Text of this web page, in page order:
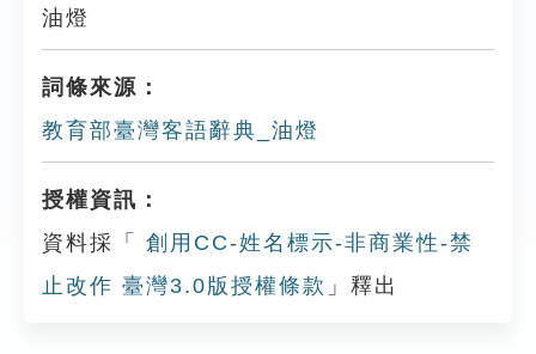
油燈
詞條來源：
教育部臺灣客語辭典_油燈
授權資訊：
資料採「
創用CC-姓名標示-非商業性-禁
止改作 臺灣3.0版授權條款 」釋出